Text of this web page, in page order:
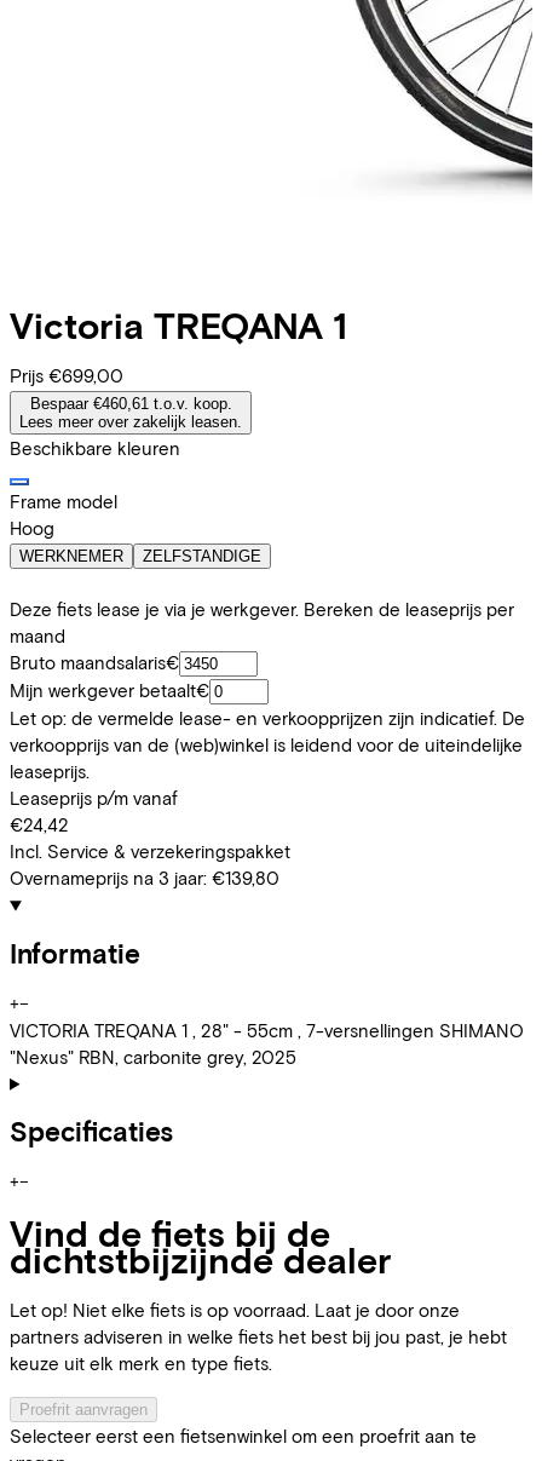
Victoria TREQANA 1
Prijs €699,00
Bespaar €460,61 t.o.v. koop.
Lees meer over zakelijk leasen.
Beschikbare kleuren
Frame model
Hoog
WERKNEMER ZELFSTANDIGE
Deze fiets lease je via je werkgever. Bereken de leaseprijs per
maand
Bruto maandsalaris€
Mijn werkgever betaalt€
Let op: de vermelde lease- en verkoopprijzen zijn indicatief. De
verkoopprijs van de (web)winkel is leidend voor de uiteindelijke
leaseprijs.
Leaseprijs p/m vanaf
€24,42
Incl. Service & verzekeringspakket
Overnameprijs na 3 jaar: €139,80
Informatie
+−
VICTORIA TREQANA 1 , 28" - 55cm , 7-versnellingen SHIMANO
"Nexus" RBN, carbonite grey, 2025
Specificaties
+−
Vind de fiets bij de
dichtstbijzijnde dealer
Let op! Niet elke fiets is op voorraad. Laat je door onze
partners adviseren in welke fiets het best bij jou past, je hebt
keuze uit elk merk en type fiets.
Proefrit aanvragen
Selecteer eerst een fietsenwinkel om een proefrit aan te